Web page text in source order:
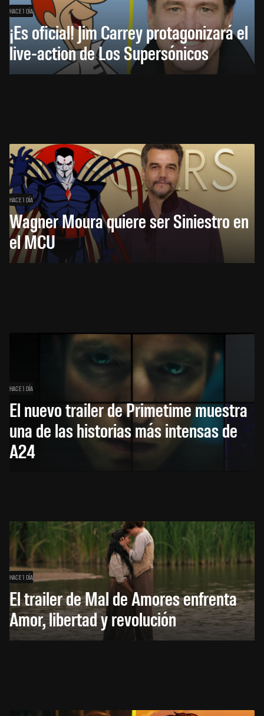
HACE 1 DÍA
¡Es oficial! Jim Carrey protagonizará el
live-action de Los Supersónicos
HACE 1 DÍA
Wagner Moura quiere ser Siniestro en
el MCU
HACE 1 DÍA
El nuevo trailer de Primetime muestra
una de las historias más intensas de
A24
HACE 1 DÍA
El trailer de Mal de Amores enfrenta
Amor, libertad y revolución